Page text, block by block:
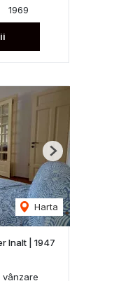
1969
Harta
Next
Inalt | 1947